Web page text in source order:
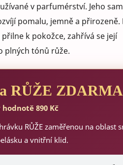
v parfumérství. Jeho
pomalu, jemně a přirozeně.
k pokožce, zahřívá se její
plných tónů růže.
RŮŽE ZDARMA
hodnotě 890 Kč
RŮŽE zaměřenou na oblast
a vnitřní klid.